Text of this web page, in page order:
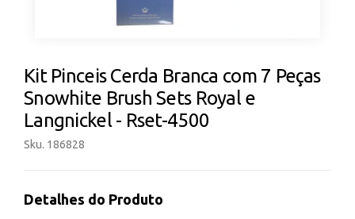
Kit Pinceis Cerda Branca com 7 Peças
Snowhite Brush Sets Royal e
Langnickel - Rset-4500
Sku. 186828
Detalhes do Produto